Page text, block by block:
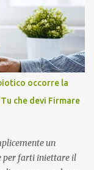
occorre la
che devi Firmare
un
per farti iniettare il